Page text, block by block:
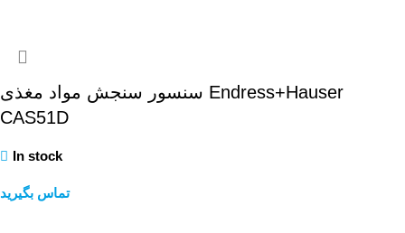
سنسور سنجش مواد مغذی Endress+Hauser
CAS51D
In stock
تماس بگیرید